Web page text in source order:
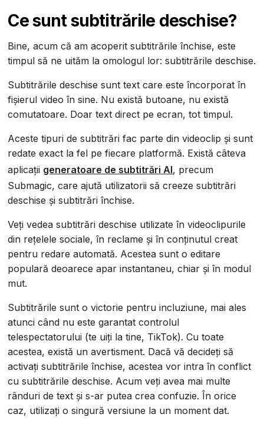
Ce sunt subtitrările deschise?
Bine, acum că am acoperit subtitrările închise, este
timpul să ne uităm la omologul lor: subtitrările deschise.
Subtitrările deschise sunt text care este încorporat în
fișierul video în sine. Nu există butoane, nu există
comutatoare. Doar text direct pe ecran, tot timpul.
Aceste tipuri de subtitrări fac parte din videoclip și sunt
redate exact la fel pe fiecare platformă. Există câteva
aplicații generatoare de subtitrări AI, precum
Submagic, care ajută utilizatorii să creeze subtitrări
deschise și subtitrări închise.
Veți vedea subtitrări deschise utilizate în videoclipurile
din rețelele sociale, în reclame și în conținutul creat
pentru redare automată. Acestea sunt o editare
populară deoarece apar instantaneu, chiar și în modul
mut.
Subtitrările sunt o victorie pentru incluziune, mai ales
atunci când nu este garantat controlul
telespectatorului (te uiți la tine, TikTok). Cu toate
acestea, există un avertisment. Dacă vă decideți să
activați subtitrările închise, acestea vor intra în conflict
cu subtitrările deschise. Acum veți avea mai multe
rânduri de text și s-ar putea crea confuzie. În orice
caz, utilizați o singură versiune la un moment dat.